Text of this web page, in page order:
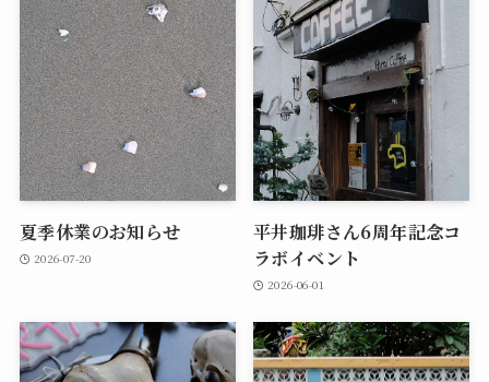
夏季休業のお知らせ
2026-07-20
平井珈琲さん6周年記念コ
ラボイベント
2026-06-01